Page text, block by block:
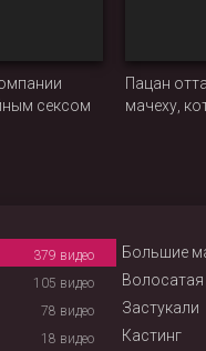
сексом
Пацан
мачеху,
379 видео
Большие
105 видео
Волосатая
78 видео
Застукали
18 видео Кастинг